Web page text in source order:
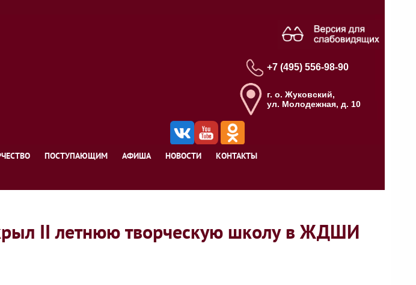
+7 (495) 556-98-90
г. о. Жуковский,
ул. Молодежная, д. 10
ПОСТУПАЮЩИМ АФИША НОВОСТИ КОНТАКТЫ
II летнюю творческую школу в ЖДШИ